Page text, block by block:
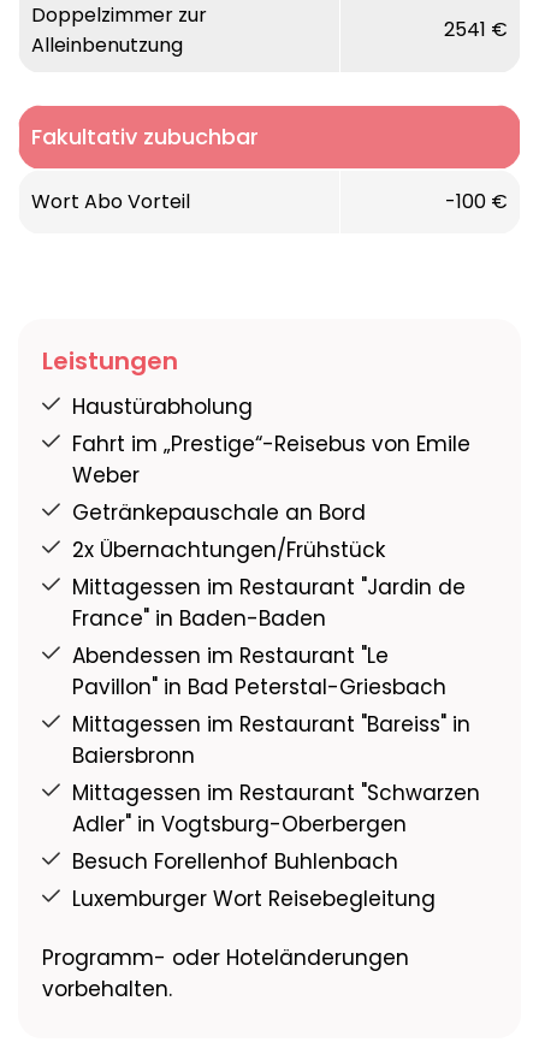
Doppelzimmer zur
Alleinbenutzung
2541 €
Fakultativ zubuchbar
Wort Abo Vorteil -100 €
Leistungen
Haustürabholung
Fahrt im „Prestige“-Reisebus von Emile
Weber
Getränkepauschale an Bord
2x Übernachtungen/Frühstück
Mittagessen im Restaurant "Jardin de
France" in Baden-Baden
Abendessen im Restaurant "Le
Pavillon" in Bad Peterstal-Griesbach
Mittagessen im Restaurant "Bareiss" in
Baiersbronn
Mittagessen im Restaurant "Schwarzen
Adler" in Vogtsburg-Oberbergen
Besuch Forellenhof Buhlenbach
Luxemburger Wort Reisebegleitung
Programm- oder Hoteländerungen
vorbehalten.